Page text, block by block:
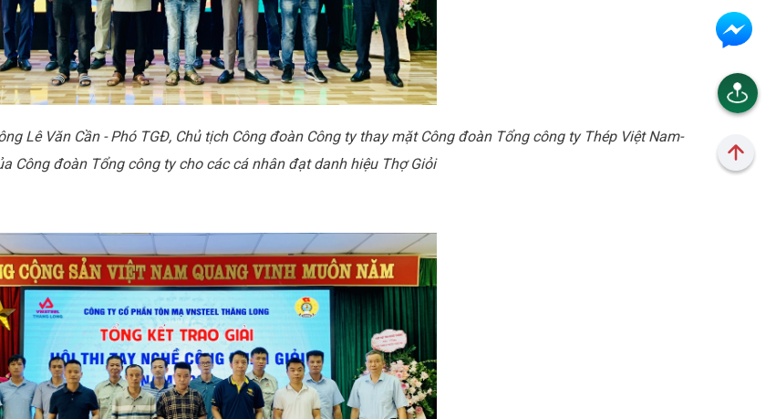
Lê Văn Cần - Phó TGĐ, Chủ tịch Công đoàn Công tythay mặt Công đoàn Tổng công ty Thép Việt Nam-
Công đoàn Tổng công ty cho các cá nhân đạt danh hiệu Thợ Giỏi